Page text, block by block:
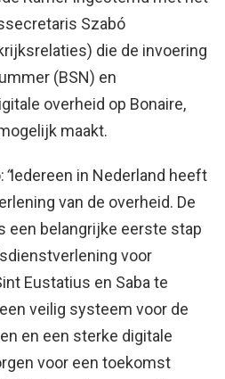
Szabó
die de invoering
(BSN) en
overheid op Bonaire,
maakt.
“Iedereen in Nederland heeft
van de overheid. De
een belangrijke eerste stap
voor
Eustatius en Saba te
veilig systeem voor de
en een sterke digitale
voor een toekomst